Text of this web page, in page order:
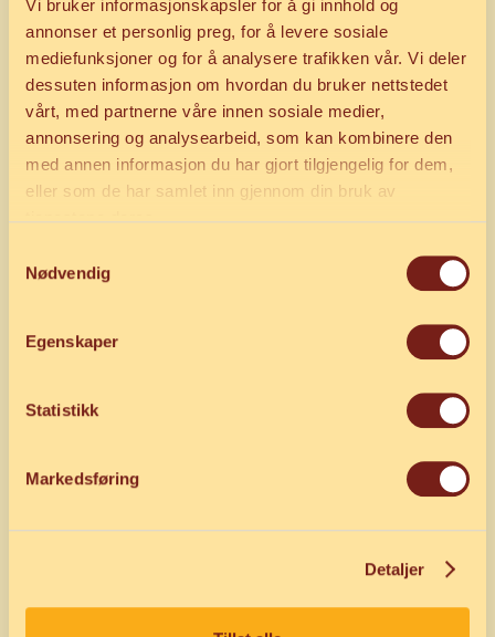
Vi bruker informasjonskapsler for å gi innhold og
annonser et personlig preg, for å levere sosiale
mediefunksjoner og for å analysere trafikken vår. Vi deler
dessuten informasjon om hvordan du bruker nettstedet
vårt, med partnerne våre innen sosiale medier,
annonsering og analysearbeid, som kan kombinere den
med annen informasjon du har gjort tilgjengelig for dem,
eller som de har samlet inn gjennom din bruk av
tjenestene deres.
Nødvendig
Egenskaper
Statistikk
Markedsføring
Detaljer
BliPB-vennellerPB-bedrift og nyt fordelene - Vi
spanderer! Se hvorfor det lønner seg.
Påmenyenfinner du over 30 ulike
pizzaer.Klassikeren vår nr. 4 Pizzabakeren
Spesial har vært en bestselger i over 20 år – og
er fortsatt en storfavoritt blant kundene våre.